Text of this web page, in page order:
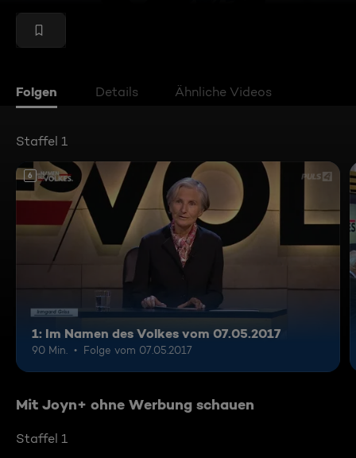
Folgen Details Ähnliche Videos
Staffel 1
6
1: Im Namen des Volkes vom 07.05.2017
90 Min. Folge vom 07.05.2017
Mit Joyn+ ohne Werbung schauen
Staffel 1